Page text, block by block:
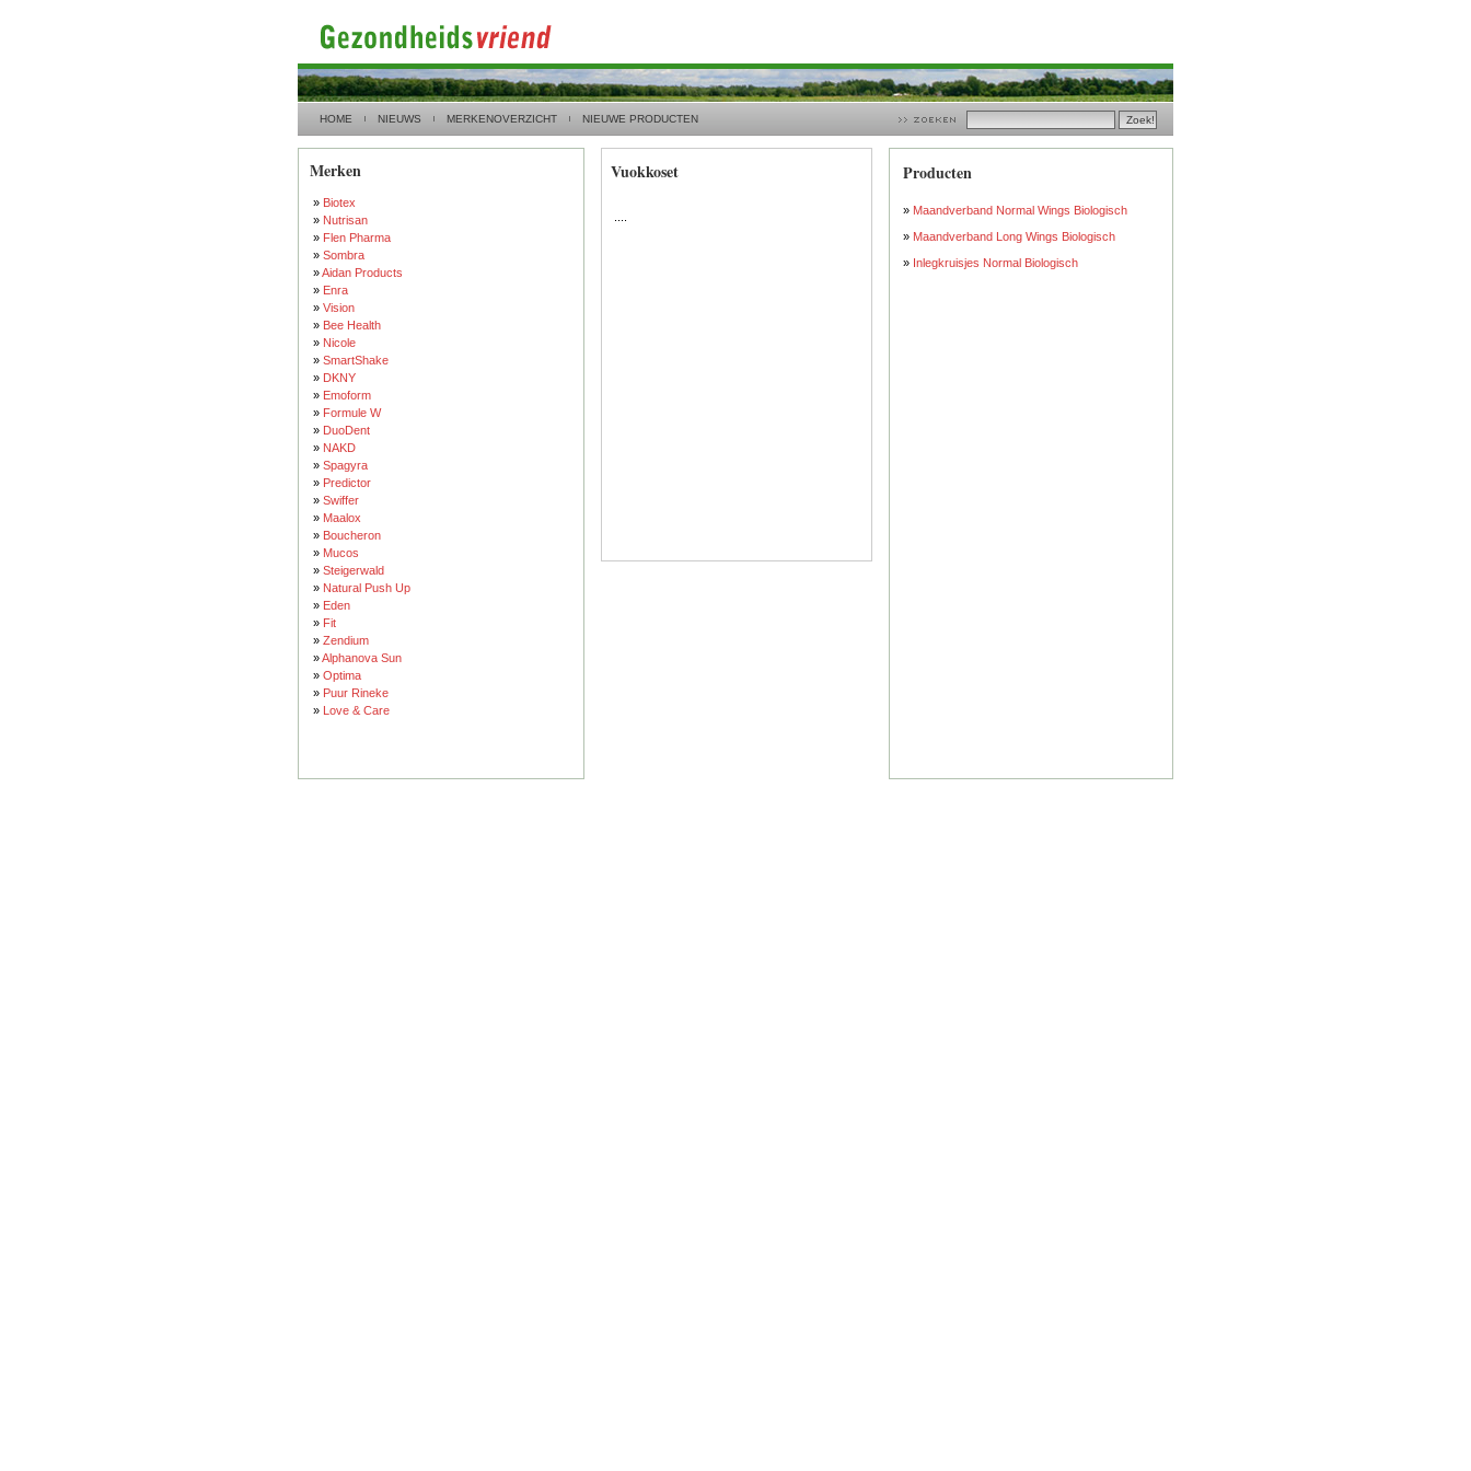
HOME NIEUWS MERKENOVERZICHT NIEUWE PRODUCTEN
Merken
» Biotex
» Nutrisan
» Flen Pharma
» Sombra
»Aidan Products
» Enra
» Vision
» Bee Health
» Nicole
» SmartShake
» DKNY
» Emoform
» Formule W
» DuoDent
» NAKD
» Spagyra
» Predictor
» Swiffer
» Maalox
» Boucheron
» Mucos
» Steigerwald
» Natural Push Up
» Eden
» Fit
» Zendium
»Alphanova Sun
» Optima
» Puur Rineke
» Love & Care
Vuokkoset Producten
» Maandverband Normal Wings Biologisch
» Maandverband Long Wings Biologisch
» Inlegkruisjes Normal Biologisch